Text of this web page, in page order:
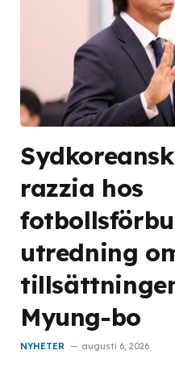
razzia hos
utredning
Myung-bo
NYHETER augusti 6, 2026